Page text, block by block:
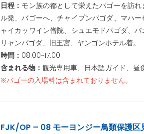
日程： モン族の都として栄えたパゴーを訪
ル発、バゴーへ、チャイプンパゴダ、マハ
ャイカッワイン僧院、シュエモドパゴダ、
リャンパゴダ、旧王宮、ヤンゴンホテル着。
時間： 08:00~17:00
含まれる物： 観光専用車、日本語ガイド、昼
※バゴーの入場料は含まれておりません。
FJK/OP – 08 モーヨンジー鳥類保護区